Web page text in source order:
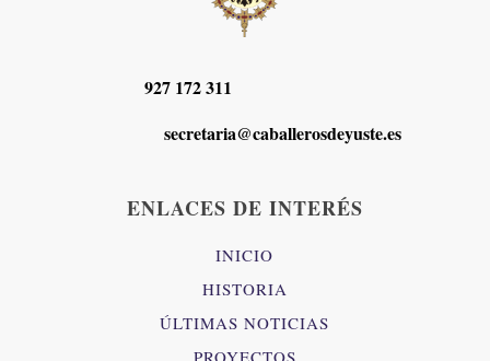
927 172 311
secretaria@caballerosdeyuste.es
ENLACES DE INTERÉS
INICIO
HISTORIA
ÚLTIMAS NOTICIAS